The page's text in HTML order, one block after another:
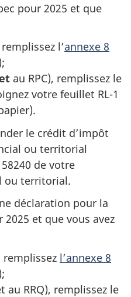
pour 2025 et que
l’annexe 8
au RPC), remplissez le
votre feuillet RL-1
le crédit d’impôt
ou territorial
de votre
ou territorial.
déclaration pour la
et que vous avez
remplissez l’annexe 8
au RRQ), remplissez le